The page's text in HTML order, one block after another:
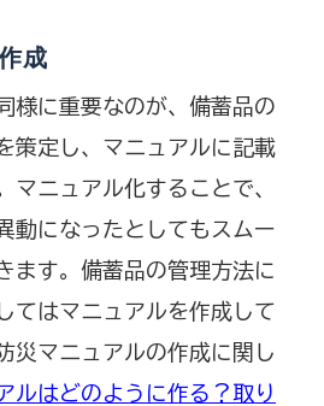
成
様に重要なのが、備蓄品の
策定し、マニュアルに記載
マニュアル化することで、
動になったとしてもスムー
ます。備蓄品の管理方法に
てはマニュアルを作成して
災マニュアルの作成に関し
ルはどのように作る？取り